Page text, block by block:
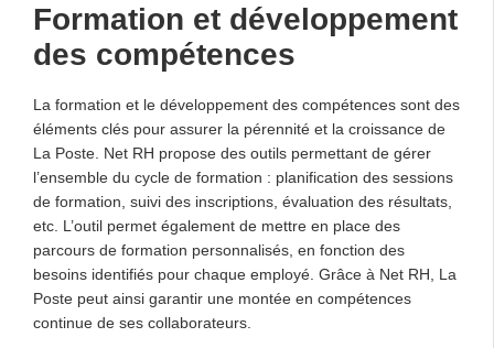
Formation et développement
des compétences
La formation et le développement des compétences sont des
éléments clés pour assurer la pérennité et la croissance de
La Poste. Net RH propose des outils permettant de gérer
l’ensemble du cycle de formation : planification des sessions
de formation, suivi des inscriptions, évaluation des résultats,
etc. L’outil permet également de mettre en place des
parcours de formation personnalisés, en fonction des
besoins identifiés pour chaque employé. Grâce à Net RH, La
Poste peut ainsi garantir une montée en compétences
continue de ses collaborateurs.